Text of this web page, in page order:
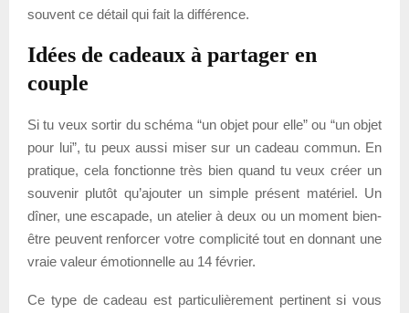
souvent ce détail qui fait la différence.
Idées de cadeaux à partager en
couple
Si tu veux sortir du schéma “un objet pour elle” ou “un objet
pour lui”, tu peux aussi miser sur un cadeau commun. En
pratique, cela fonctionne très bien quand tu veux créer un
souvenir plutôt qu’ajouter un simple présent matériel. Un
dîner, une escapade, un atelier à deux ou un moment bien-
être peuvent renforcer votre complicité tout en donnant une
vraie valeur émotionnelle au 14 février.
Ce type de cadeau est particulièrement pertinent si vous